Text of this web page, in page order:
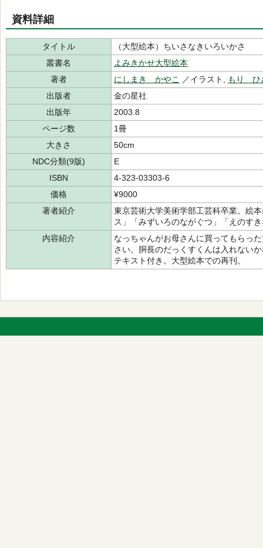
資料詳細
タイトル
（大型絵本）ちいさなきいろいかさ
叢書名
よみきかせ大型絵本
著者
にしまき かやこ ／イラスト,
もり ひ
出版者
金の星社
出版年
2003.8
ページ数
1冊
大きさ
50cm
NDC分類(9版)
E
ISBN
4-323-03303-6
価格
¥9000
著者紹介
東京芸術大学美術学部工芸科卒業。絵
ス」「みずいろのながぐつ」「えのす
内容紹介
なっちゃんがお母さんに買ってもらっ
さい。胴長のだっくすくんは入れない
テキスト付き。大型絵本での再刊。